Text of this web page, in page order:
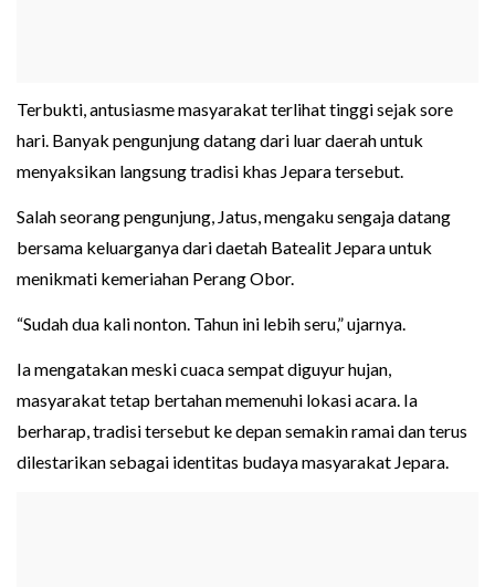
Terbukti, antusiasme masyarakat terlihat tinggi sejak sore
hari. Banyak pengunjung datang dari luar daerah untuk
menyaksikan langsung tradisi khas Jepara tersebut.
Salah seorang pengunjung, Jatus, mengaku sengaja datang
bersama keluarganya dari daetah Batealit Jepara untuk
menikmati kemeriahan Perang Obor.
“Sudah dua kali nonton. Tahun ini lebih seru,” ujarnya.
Ia mengatakan meski cuaca sempat diguyur hujan,
masyarakat tetap bertahan memenuhi lokasi acara. Ia
berharap, tradisi tersebut ke depan semakin ramai dan terus
dilestarikan sebagai identitas budaya masyarakat Jepara.